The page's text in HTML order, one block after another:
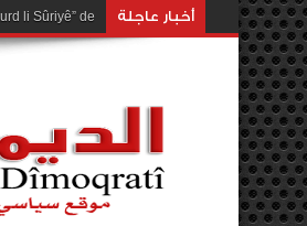
أخبار عاجلة li Sûriyê” de